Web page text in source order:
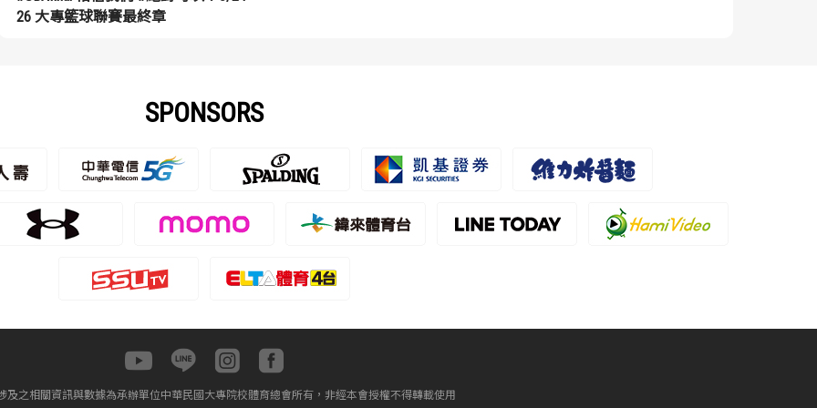
26 大專籃球聯賽最終章
SPONSORS
及之相關資訊與數據為承辦單位中華民國大專院校體育總會所有，非經本會授權不得轉載使用